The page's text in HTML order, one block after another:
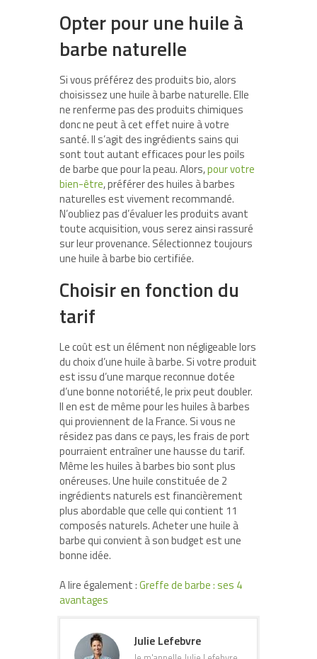
Opter pour une huile à
barbe naturelle
Si vous préférez des produits bio, alors
choisissez une huile à barbe naturelle. Elle
ne renferme pas des produits chimiques
donc ne peut à cet effet nuire à votre
santé. Il s’agit des ingrédients sains qui
sont tout autant efficaces pour les poils
de barbe que pour la peau. Alors,pour votre
bien-être, préférer des huiles à barbes
naturelles est vivement recommandé.
N’oubliez pas d’évaluer les produits avant
toute acquisition, vous serez ainsi rassuré
sur leur provenance. Sélectionnez toujours
une huile à barbe bio certifiée.
Choisir en fonction du
tarif
Le coût est un élément non négligeable lors
du choix d’une huile à barbe. Si votre produit
est issu d’une marque reconnue dotée
d’une bonne notoriété, le prix peut doubler.
Il en est de même pour les huiles à barbes
qui proviennent de la France. Si vous ne
résidez pas dans ce pays, les frais de port
pourraient entraîner une hausse du tarif.
Même les huiles à barbes bio sont plus
onéreuses. Une huile constituée de 2
ingrédients naturels est financièrement
plus abordable que celle qui contient 11
composés naturels. Acheter une huile à
barbe qui convient à son budget est une
bonne idée.
A lire également :Greffe de barbe : ses 4
avantages
Julie Lefebvre